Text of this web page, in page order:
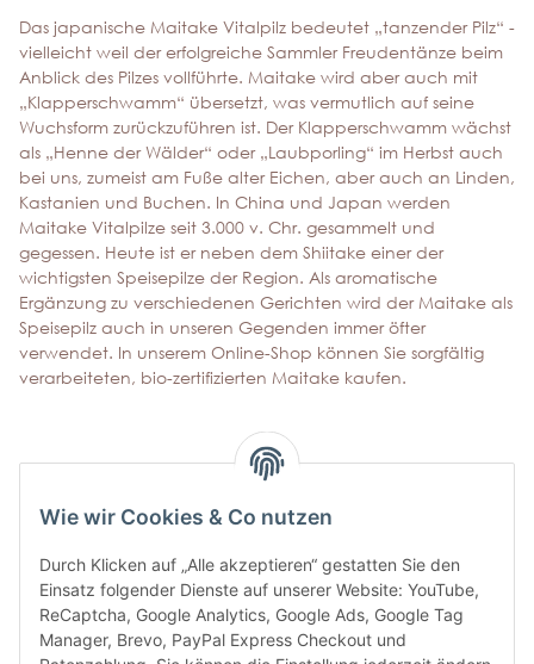
Das japanische Maitake Vitalpilz bedeutet „tanzender Pilz“ -
vielleicht weil der erfolgreiche Sammler Freudentänze beim
Anblick des Pilzes vollführte. Maitake wird aber auch mit
„Klapperschwamm“ übersetzt, was vermutlich auf seine
Wuchsform zurückzuführen ist. Der Klapperschwamm wächst
als „Henne der Wälder“ oder „Laubporling“ im Herbst auch
bei uns, zumeist am Fuße alter Eichen, aber auch an Linden,
Kastanien und Buchen. In China und Japan werden
Maitake Vitalpilze seit 3.000 v. Chr. gesammelt und
gegessen. Heute ist er neben dem Shiitake einer der
wichtigsten Speisepilze der Region. Als aromatische
Ergänzung zu verschiedenen Gerichten wird der Maitake als
Speisepilz auch in unseren Gegenden immer öfter
verwendet. In unserem Online-Shop können Sie sorgfältig
verarbeiteten, bio-zertifizierten Maitake kaufen.
ABONNIEREN SIE UNSEREN
NEWSLETTER
Wie wir Cookies & Co nutzen
Durch Klicken auf „Alle akzeptieren“ gestatten Sie den
Einsatz folgender Dienste auf unserer Website: YouTube,
ReCaptcha, Google Analytics, Google Ads, Google Tag
Manager, Brevo, PayPal Express Checkout und